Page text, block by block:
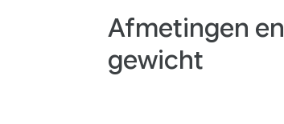
Afmetingen en
gewicht